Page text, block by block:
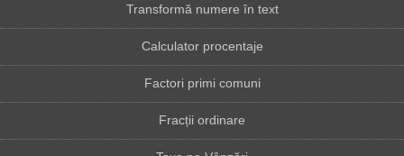
Transformă numere în text
Calculator procentaje
Factori primi comuni
Fracții ordinare